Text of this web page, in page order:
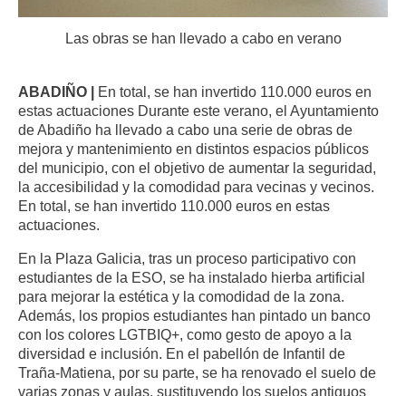
Las obras se han llevado a cabo en verano
ABADIÑO | En total, se han invertido 110.000 euros en
estas actuaciones Durante este verano, el Ayuntamiento
de Abadiño ha llevado a cabo una serie de obras de
mejora y mantenimiento en distintos espacios públicos
del municipio, con el objetivo de aumentar la seguridad,
la accesibilidad y la comodidad para vecinas y vecinos.
En total, se han invertido 110.000 euros en estas
actuaciones.
En la Plaza Galicia, tras un proceso participativo con
estudiantes de la ESO, se ha instalado hierba artificial
para mejorar la estética y la comodidad de la zona.
Además, los propios estudiantes han pintado un banco
con los colores LGTBIQ+, como gesto de apoyo a la
diversidad e inclusión. En el pabellón de Infantil de
Traña-Matiena, por su parte, se ha renovado el suelo de
varias zonas y aulas, sustituyendo los suelos antiguos